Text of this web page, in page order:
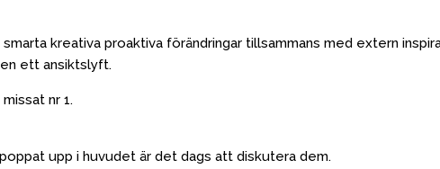
kreativa proaktiva förändringar tillsammans med extern
ett ansiktslyft.
nr 1.
upp i huvudet är det dags att diskutera dem.